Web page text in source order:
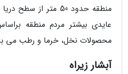
منطقه حدود 50 متر
عایدی بیشتر مردم منطقه
محصولات نخل، خرما و رطب می
آبشار زیراه